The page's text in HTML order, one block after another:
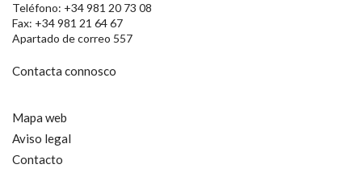
Teléfono: +34 981 20 73 08
Fax: +34 981 21 64 67
Apartado de correo 557
Contacta connosco
Mapa web
Aviso legal
Contacto